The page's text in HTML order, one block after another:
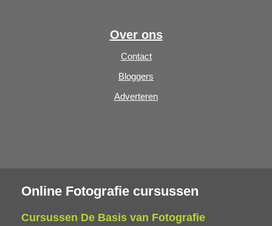
Over ons
Contact
Bloggers
Adverteren
Online Fotografie cursussen
Cursussen De Basis van Fotografie